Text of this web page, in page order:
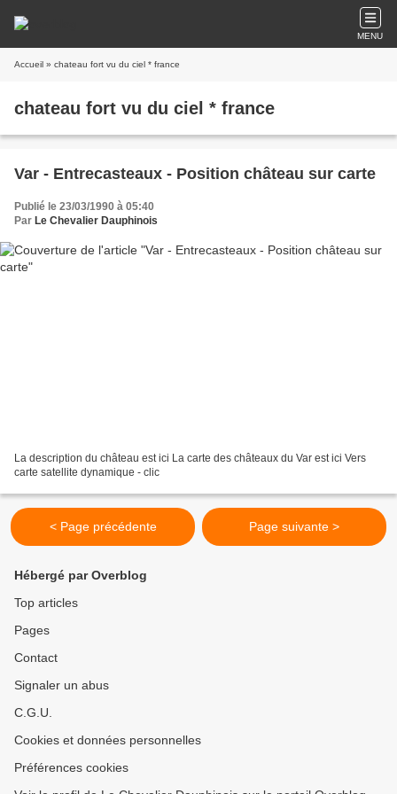
MENU
Accueil » chateau fort vu du ciel * france
chateau fort vu du ciel * france
Var - Entrecasteaux - Position château sur carte
Publié le 23/03/1990 à 05:40
Par Le Chevalier Dauphinois
La description du château est ici La carte des châteaux du Var est ici Vers
carte satellite dynamique - clic
< Page précédente Page suivante >
Hébergé par Overblog
Top articles
Pages
Contact
Signaler un abus
C.G.U.
Cookies et données personnelles
Préférences cookies